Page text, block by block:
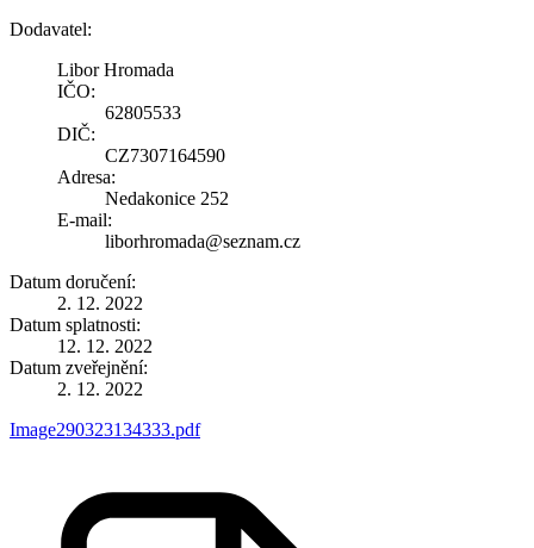
Dodavatel:
Libor Hromada
IČO:
62805533
DIČ:
CZ7307164590
Adresa:
Nedakonice 252
E-mail:
liborhromada@seznam.cz
Datum doručení:
2. 12. 2022
Datum splatnosti:
12. 12. 2022
Datum zveřejnění:
2. 12. 2022
Image290323134333.pdf